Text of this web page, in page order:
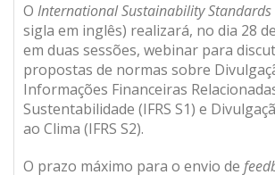
O International Sustainability
sigla em inglês) realizará, no dia 28
em duas sessões, webinar para
propostas de normas sobre
Informações Financeiras
Sustentabilidade (IFRS S1) e
ao Clima (IFRS S2).
O prazo máximo para o envio de